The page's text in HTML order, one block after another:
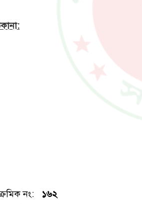
নং: ১৬২